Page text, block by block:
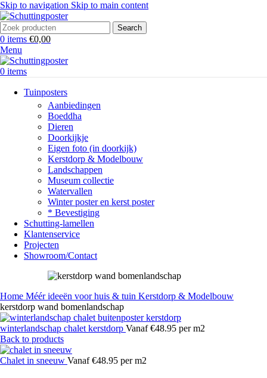
Skip to navigation Skip to main content
Search
0 items €0,00
Menu
0 items
Tuinposters
Aanbiedingen
Boeddha
Dieren
Doorkijkje
Eigen foto (in doorkijk)
Kerstdorp & Modelbouw
Landschappen
Museum collectie
Watervallen
Winter poster en kerst poster
* Bevestiging
Schutting-lamellen
Klantenservice
Projecten
Showroom/Contact
Home Méér ideeën voor huis & tuin Kerstdorp & Modelbouw
kerstdorp wand bomenlandschap
winterlandschap chalet kerstdorp Vanaf €48.95 per m2
Back to products
Chalet in sneeuw Vanaf €48.95 per m2